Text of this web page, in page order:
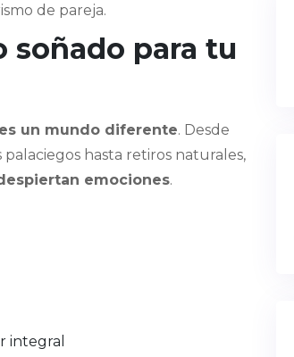
de pareja.
soñado para tu
un mundo diferente. Desde
hasta retiros naturales,
emociones.
integral